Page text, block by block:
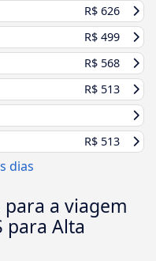
R$ 626
R$ 499
R$ 568
R$ 513
R$ 513
dias
a viagem
para Alta